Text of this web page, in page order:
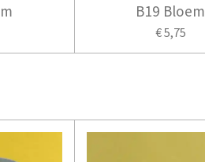
B19 Bloem
€ 5,75